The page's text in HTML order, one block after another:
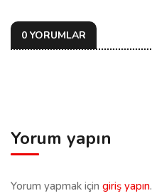
0 YORUMLAR
Yorum yapın
Yorum yapmak için giriş yapın.